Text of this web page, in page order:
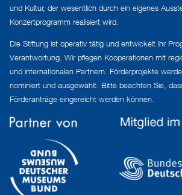
und Kultur, der wesentlich durch ein eigenes
Konzertprogramm realisiert wird.
Die Stiftung ist operativ tätig und entwickelt ihr
Verantwortung. Wir pflegen Kooperationen mit
und internationalen Partnern. Förderprojekte
nominiert und ausgewählt. Bitte beachten Sie,
Förderanträge eingereicht werden können.